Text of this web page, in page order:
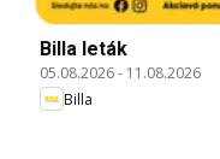
Billa leták
05.08.2026- 11.08.2026
Billa